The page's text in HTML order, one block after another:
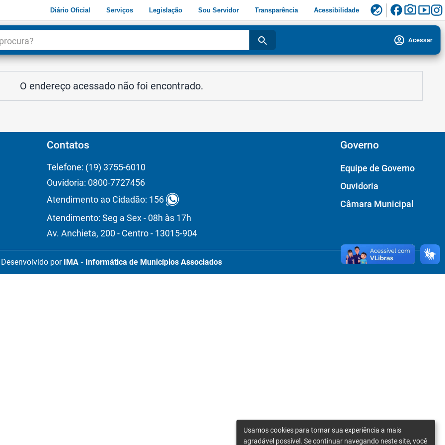
Diário Oficial Serviços Legislação Sou Servidor Transparência Acessibilidade flaky facebookphoto_camerasmart_display
search account_circle Acessar
O endereço acessado não foi encontrado.
Contatos
Telefone: (19) 3755-6010
Ouvidoria: 0800-7727456
Atendimento ao Cidadão: 156
Atendimento: Seg a Sex - 08h às 17h
Av. Anchieta, 200 - Centro - 13015-904
Governo
Equipe de Governo
Ouvidoria
Câmara Municipal
Desenvolvido por IMA - Informática de Municípios Associados
Usamos cookies para tornar sua experiência a mais
agradável possível. Se continuar navegando neste site, você